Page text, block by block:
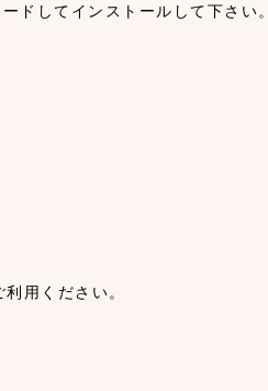
ドしてインストールして下さい。
用ください。